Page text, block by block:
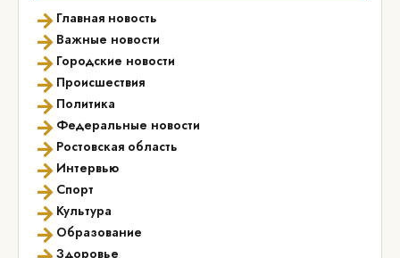
→ Главная новость
→ Важные новости
→ Городские новости
→ Происшествия
→ Политика
→ Федеральные новости
→ Ростовская область
→ Интервью
→ Спорт
→ Культура
→ Образование
Здоровье